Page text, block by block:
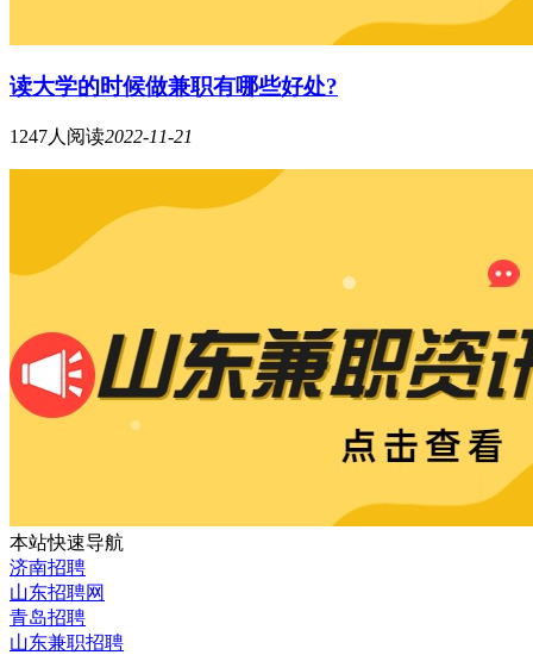
读大学的时候做兼职有哪些好处?
1247人阅读2022-11-21
本站快速导航
济南招聘
山东招聘网
青岛招聘
山东兼职招聘